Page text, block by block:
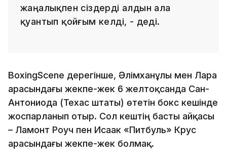
жаңалықпен сіздерді алдын ала
қуантып қойғым келді, - деді.
BoxingScene дерегінше, Әлімханұлы мен Лара
арасындағы жекпе-жек 6 желтоқсанда Сан-
Антониода (Техас штаты) өтетін бокс кешінде
жоспарланып отыр. Сол кештің басты айқасы
– Ламонт Роуч пен Исаак «Питбуль» Крус
арасындағы жекпе-жек болмақ.